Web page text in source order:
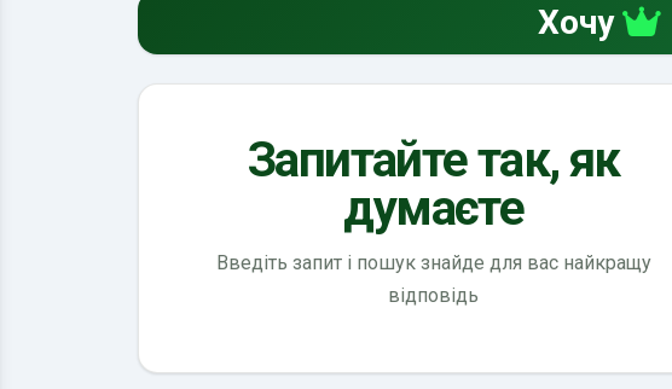
Хочу
Запитайте так, як
думаєте
Введіть запит і пошук знайде для вас найкращу
відповідь